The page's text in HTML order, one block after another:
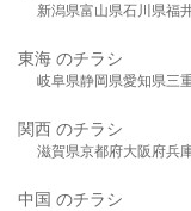
新潟県富山県石川県福
東海 のチラシ
岐阜県静岡県愛知県三
関西 のチラシ
滋賀県京都府大阪府兵
中国 のチラシ